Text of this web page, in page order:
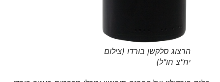
הרצוג סלקשן בורדו (צילום
יח"צ חו"ל)